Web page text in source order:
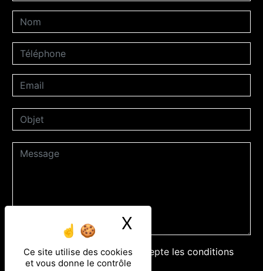
Ce site utilise des cookies
et vous donne le contrôle
X
En cochant cette case, j'accepte les conditions
particulières ci-dessous **